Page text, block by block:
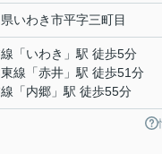
いわき市平字三町目
「いわき 」駅 徒歩5分
線 「赤井 」駅 徒歩51分
「内郷 」駅 徒歩55分